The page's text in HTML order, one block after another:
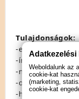
Tulajdonságok:
-ehető, luxus
-ínycsiklandó
-nagy
-orál szexhez és
-hosszantartó
Adatkezelési
Weboldalunk az
cookie-kat
(marketing,
cookie-kat